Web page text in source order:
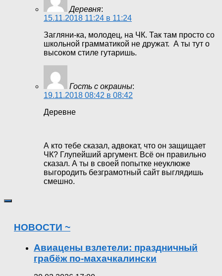
Деревня:
15.11.2018 11:24 в 11:24
Загляни-ка, молодец, на ЧК. Так там просто со
школьной грамматикой не дружат. А ты тут о
высоком стиле гутаришь.
Гость с окраины:
19.11.2018 08:42 в 08:42
Деревне
А кто тебе сказал, адвокат, что он защищает
ЧК? Глупейший аргумент. Всё он правильно
сказал. А ты в своей попытке неуклюже
выгородить безграмотный сайт выглядишь
смешно.
НОВОСТИ ~
Авиацены взлетели: праздничный
грабёж по-махачкалински